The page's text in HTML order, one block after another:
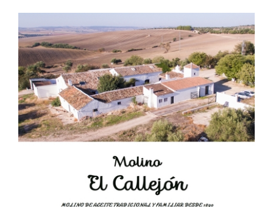
Bornos
El Frente Popular. Ubrique, febrero-julio 1936
Juntar las letras. La alfabetización en el campo: del
afán de saber a la autogestión
Historia y vivencias del poblado de Los Hurones